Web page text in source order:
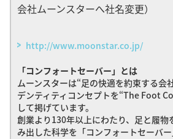
会社ムーンスターへ社名変更）
http://www.moonstar.co.jp/
「コンフォートセーバー」とは
ムーンスターは“足の快適を約束する会
デンティティコンセプトを“The Foot
して掲げています。
創業より130年以上にわたり、足と履物
み出した科学を「コンフォートセーバ